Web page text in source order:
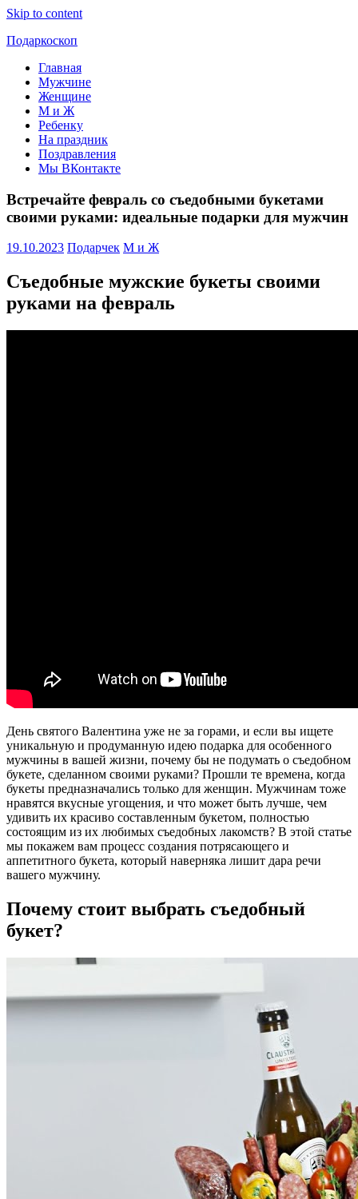
Skip to content
Подаркоскоп
Поможем
выбрать
подарить
Главная
Мужчине
Женщине
М и Ж
Ребенку
На праздник
Поздравления
Мы ВКонтакте
Встречайте февраль со съедобными букетами
своими руками: идеальные подарки для мужчин
19.10.2023 Подарчек М и Ж
Съедобные мужские букеты своими
руками на февраль
День святого Валентина уже не за горами, и если вы ищете
уникальную и продуманную идею подарка для особенного
мужчины в вашей жизни, почему бы не подумать о съедобном
букете, сделанном своими руками? Прошли те времена, когда
букеты предназначались только для женщин. Мужчинам тоже
нравятся вкусные угощения, и что может быть лучше, чем
удивить их красиво составленным букетом, полностью
состоящим из их любимых съедобных лакомств? В этой статье
мы покажем вам процесс создания потрясающего и
аппетитного букета, который наверняка лишит дара речи
вашего мужчину.
Почему стоит выбрать съедобный
букет?